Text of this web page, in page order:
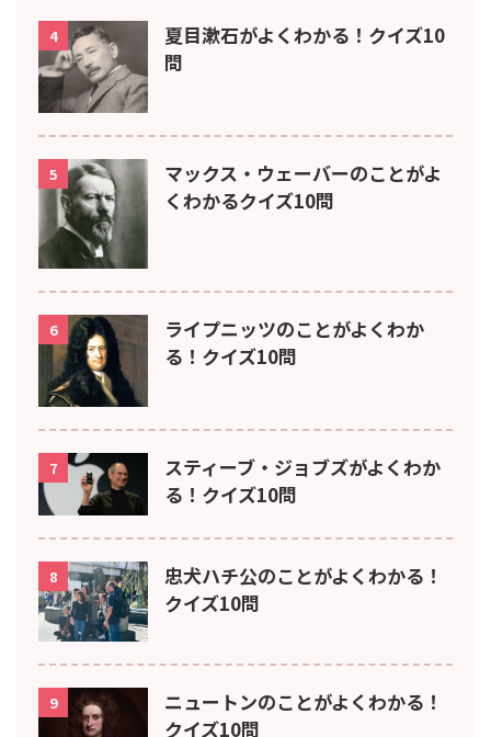
4
夏目漱石がよくわかる！クイズ10
問
5
マックス・ウェーバーのことがよ
くわかるクイズ10問
6
ライプニッツのことがよくわか
る！クイズ10問
7
スティーブ・ジョブズがよくわか
る！クイズ10問
8
忠犬ハチ公のことがよくわかる！
クイズ10問
9
ニュートンのことがよくわかる！
クイズ10問